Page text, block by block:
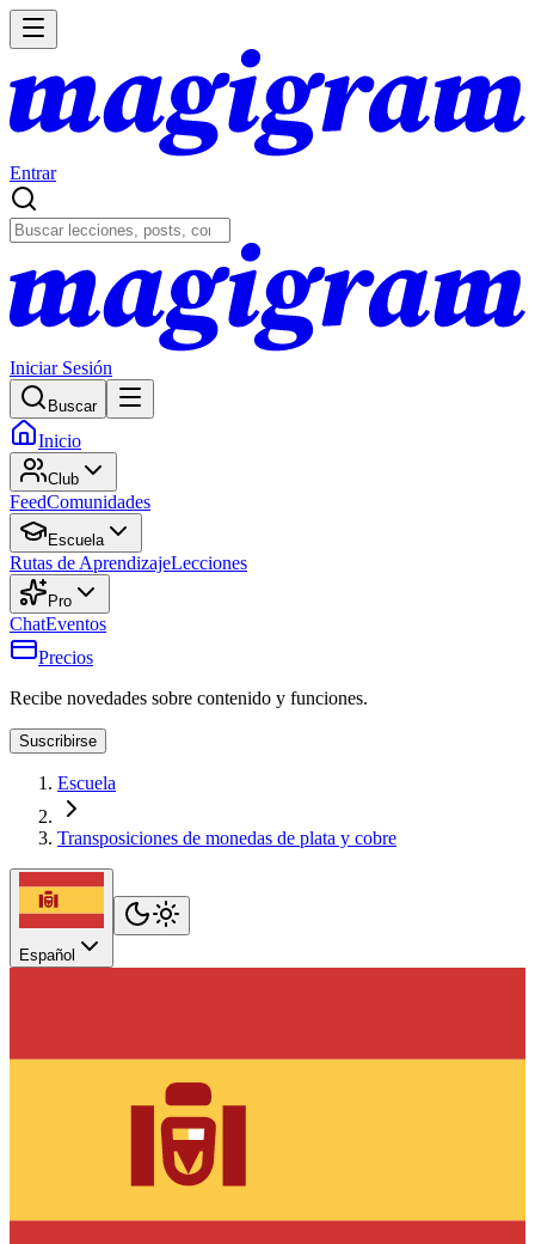
Entrar
Iniciar Sesión
Buscar
Inicio
Club
FeedComunidades
Escuela
Rutas de AprendizajeLecciones
Pro
ChatEventos
Precios
Recibe novedades sobre contenido y funciones.
Suscribirse
Escuela
Transposiciones de monedas de plata y cobre
Español